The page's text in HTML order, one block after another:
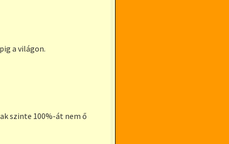
a világon.
szinte 100%-át nem ő